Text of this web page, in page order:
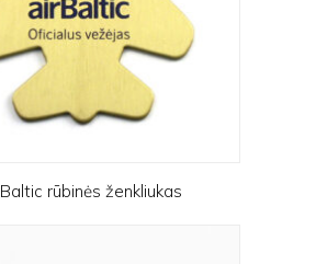
rūbinės ženkliukas